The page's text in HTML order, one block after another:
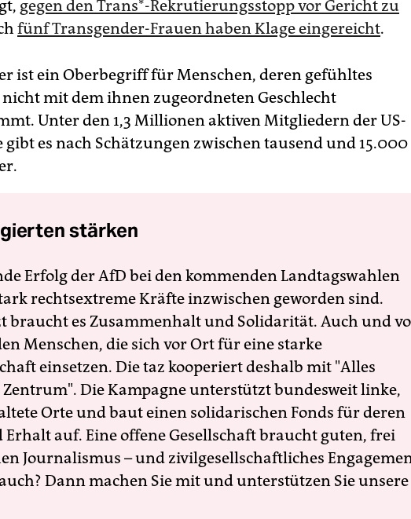
gegen den Trans*-Rekrutierungsstopp vor Gericht zu
fünf Transgender-Frauen haben Klage eingereicht.
ist ein Oberbegriff für Menschen, deren gefühltes
nicht mit dem ihnen zugeordneten Geschlecht
Unter den 1,3 Millionen aktiven Mitgliedern der US-
es nach Schätzungen zwischen tausend und 15.000
stärken
Erfolg der AfD bei den kommenden Landtagswahlen
rechtsextreme Kräfte inzwischen geworden sind.
braucht es Zusammenhalt und Solidarität. Auch und
Menschen, die sich vor Ort für eine starke
einsetzen. Die taz kooperiert deshalb mit "Alles
Die Kampagne unterstützt bundesweit linke,
Orte und baut einen solidarischen Fonds für deren
Erhalt auf. Eine offene Gesellschaft braucht guten, frei
Journalismus – und zivilgesellschaftliches
Dann machen Sie mit und unterstützen Sie unsere